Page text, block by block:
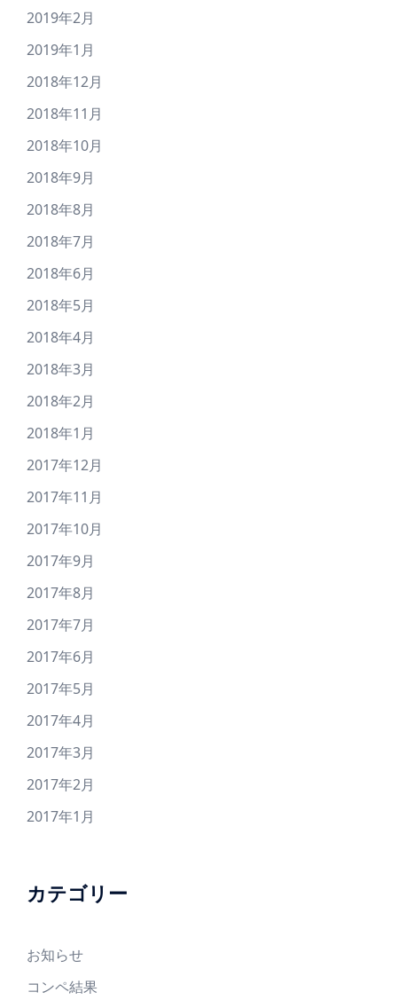
2019年2月
2019年1月
2018年12月
2018年11月
2018年10月
2018年9月
2018年8月
2018年7月
2018年6月
2018年5月
2018年4月
2018年3月
2018年2月
2018年1月
2017年12月
2017年11月
2017年10月
2017年9月
2017年8月
2017年7月
2017年6月
2017年5月
2017年4月
2017年3月
2017年2月
2017年1月
カテゴリー
お知らせ
コンペ結果